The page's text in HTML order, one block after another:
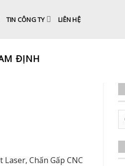
TIN CÔNG TY LIÊN HỆ
ĐỊNH
Chấn Gấp CNC